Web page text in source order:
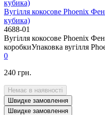
Вугілля кокосове Phoenix
кубика)
4688-01
Вугілля кокосове Phoenix
коробкиУпаковка вугілля
0
240 грн.
Немає в наявності
Швидке замовлення
Швидке замовлення